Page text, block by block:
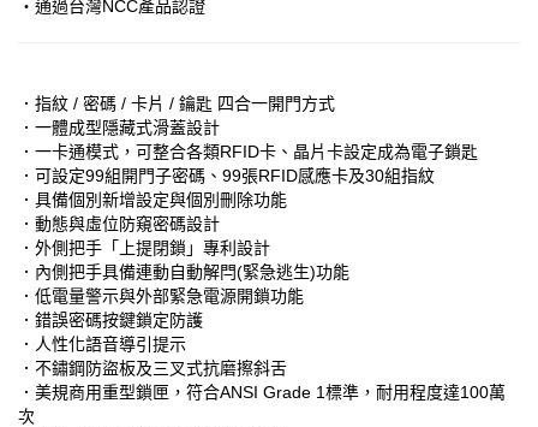
‧通過台灣NCC產品認證
．指紋 / 密碼 / 卡片 / 鑰匙 四合一開門方式
．一體成型隱藏式滑蓋設計
．一卡通模式，可整合各類RFID卡、晶片卡設定成為電子鎖匙
．可設定99組開門子密碼、99張RFID感應卡及30組指紋
．具備個別新增設定與個別刪除功能
．動態與虛位防窺密碼設計
．外側把手「上提閉鎖」專利設計
．內側把手具備連動自動解閂(緊急逃生)功能
．低電量警示與外部緊急電源開鎖功能
．錯誤密碼按鍵鎖定防護
．人性化語音導引提示
．不鏽鋼防盜板及三叉式抗磨擦斜舌
．美規商用重型鎖匣，符合ANSI Grade 1標準，耐用程度達100萬
次